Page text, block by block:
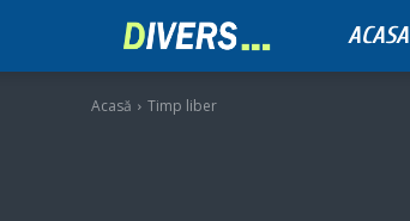
ACASA
Acasă Timp liber